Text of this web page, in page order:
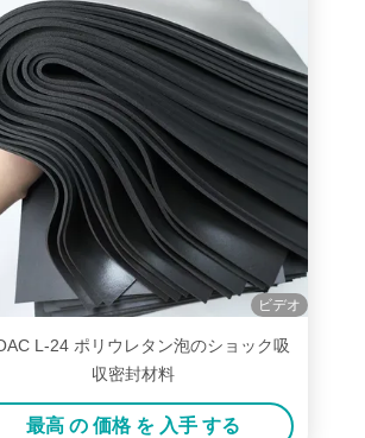
ビデオ
L-24 ポリウレタン泡のショック吸
収密封材料
最高 の 価格 を 入手 する